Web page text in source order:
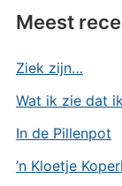
Meest
Ziek zijn…
Wat ik zie dat
In de Pillenpot
’n Kloetje